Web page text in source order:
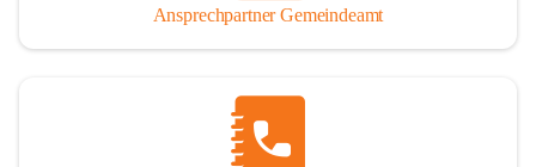
Ansprechpartner Gemeindeamt